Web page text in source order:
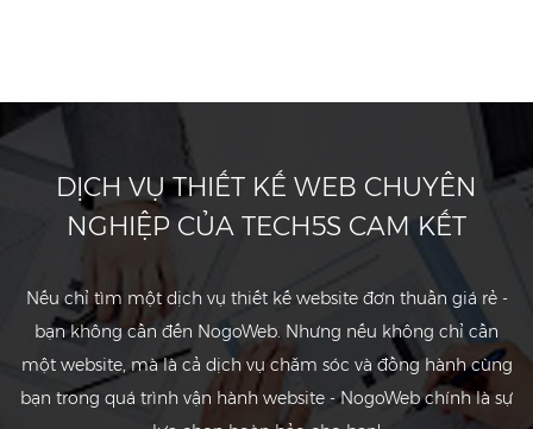
DỊCH VỤ THIẾT KẾ WEB CHUYÊN
NGHIỆP CỦA TECH5S CAM KẾT
Nếu chỉ tìm một dịch vụ thiết kế website đơn thuần giá rẻ -
bạn không cần đến NogoWeb. Nhưng nếu không chỉ cần
một website, mà là cả dịch vụ chăm sóc và đồng hành cùng
bạn trong quá trình vận hành website - NogoWeb chính là sự